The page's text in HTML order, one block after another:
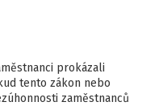
prokázali
tento zákon nebo
zaměstnanců